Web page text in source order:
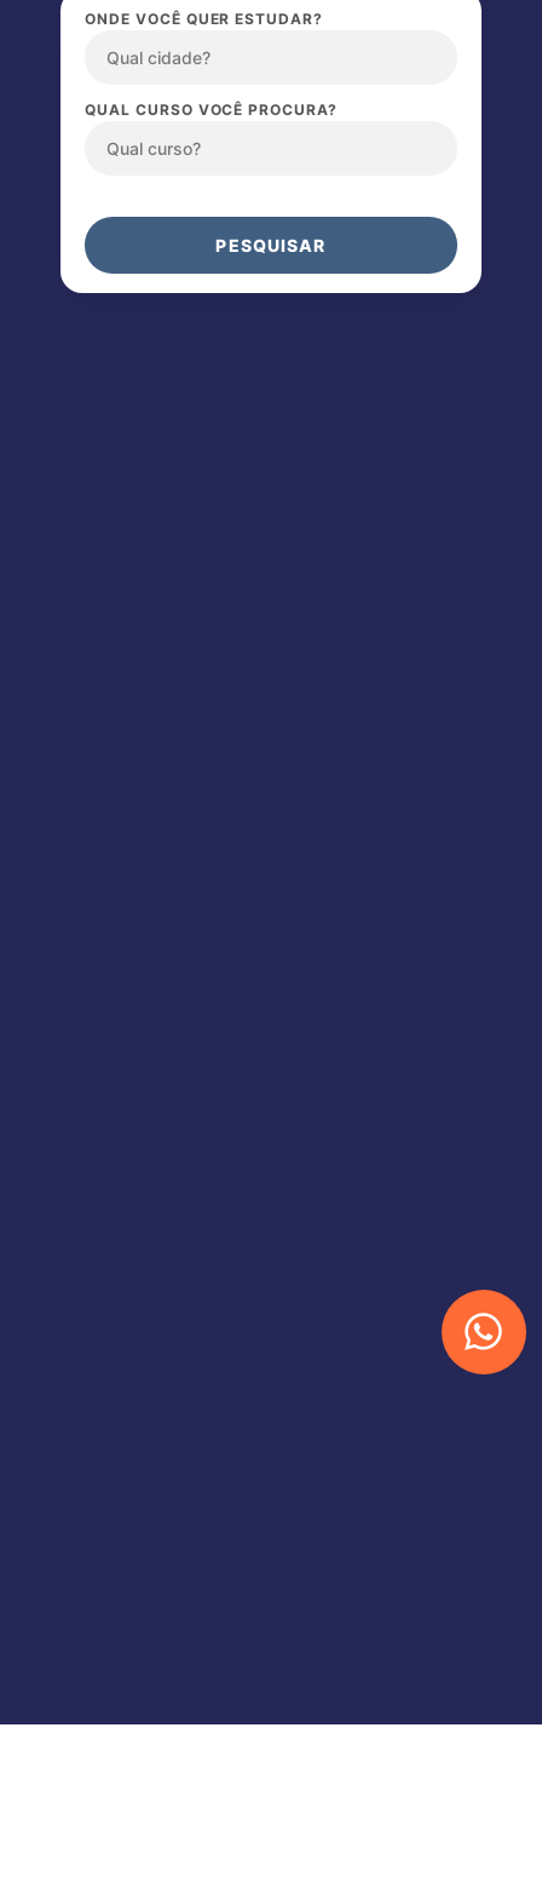
ONDE VOCÊ QUER ESTUDAR?
QUAL CURSO VOCÊ PROCURA?
PESQUISAR